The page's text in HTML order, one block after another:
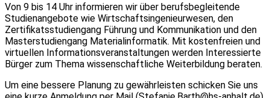
Von 9 bis 14 Uhr informieren wir über berufsbegleitende
Studienangebote wie Wirtschaftsingenieurwesen, den
Zertifikatsstudiengang Führung und Kommunikation und den
Masterstudiengang Materialinformatik. Mit kostenfreien und
virtuellen Informationsveranstaltungen werden Interessierte
Bürger zum Thema wissenschaftliche Weiterbildung beraten.
Um eine bessere Planung zu gewährleisten schicken Sie uns